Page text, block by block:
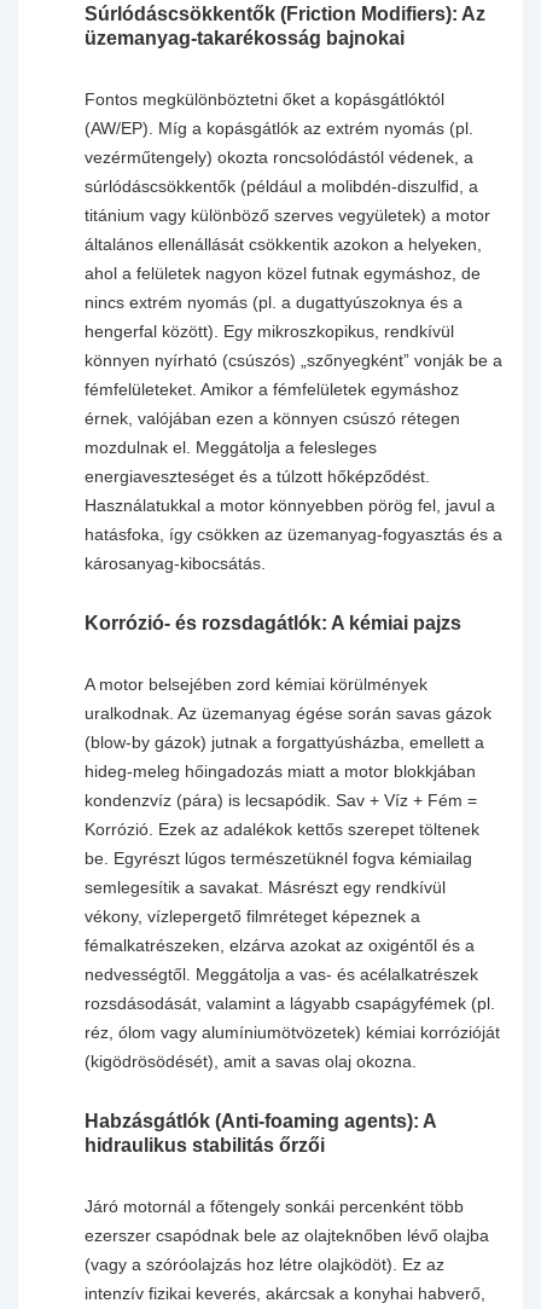
Súrlódáscsökkentők (Friction Modifiers): Az
üzemanyag-takarékosság bajnokai
Fontos megkülönböztetni őket a kopásgátlóktól
(AW/EP). Míg a kopásgátlók az extrém nyomás (pl.
vezérműtengely) okozta roncsolódástól védenek, a
súrlódáscsökkentők (például a molibdén-diszulfid, a
titánium vagy különböző szerves vegyületek) a motor
általános ellenállását csökkentik azokon a helyeken,
ahol a felületek nagyon közel futnak egymáshoz, de
nincs extrém nyomás (pl. a dugattyúszoknya és a
hengerfal között). Egy mikroszkopikus, rendkívül
könnyen nyírható (csúszós) „szőnyegként” vonják be a
fémfelületeket. Amikor a fémfelületek egymáshoz
érnek, valójában ezen a könnyen csúszó rétegen
mozdulnak el. Meggátolja a felesleges
energiaveszteséget és a túlzott hőképződést.
Használatukkal a motor könnyebben pörög fel, javul a
hatásfoka, így csökken az üzemanyag-fogyasztás és a
károsanyag-kibocsátás.
Korrózió- és rozsdagátlók: A kémiai pajzs
A motor belsejében zord kémiai körülmények
uralkodnak. Az üzemanyag égése során savas gázok
(blow-by gázok) jutnak a forgattyúsházba, emellett a
hideg-meleg hőingadozás miatt a motor blokkjában
kondenzvíz (pára) is lecsapódik. Sav + Víz + Fém =
Korrózió. Ezek az adalékok kettős szerepet töltenek
be. Egyrészt lúgos természetüknél fogva kémiailag
semlegesítik a savakat. Másrészt egy rendkívül
vékony, vízlepergető filmréteget képeznek a
fémalkatrészeken, elzárva azokat az oxigéntől és a
nedvességtől. Meggátolja a vas- és acélalkatrészek
rozsdásodását, valamint a lágyabb csapágyfémek (pl.
réz, ólom vagy alumíniumötvözetek) kémiai korrózióját
(kigödrösödését), amit a savas olaj okozna.
Habzásgátlók (Anti-foaming agents): A
hidraulikus stabilitás őrzői
Járó motornál a főtengely sonkái percenként több
ezerszer csapódnak bele az olajteknőben lévő olajba
(vagy a szóróolajzás hoz létre olajködöt). Ez az
intenzív fizikai keverés, akárcsak a konyhai habverő,